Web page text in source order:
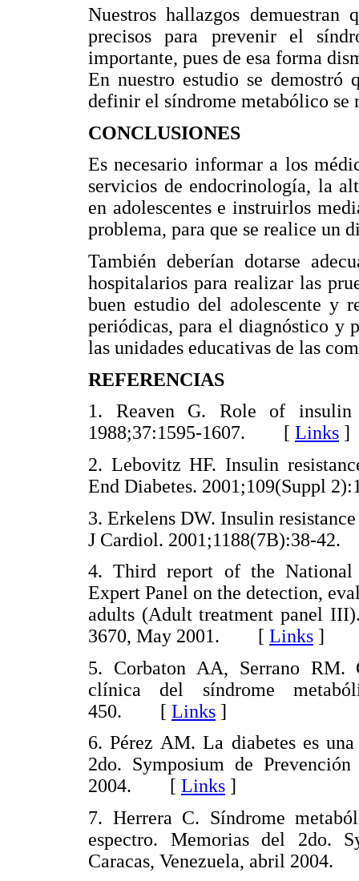
Nuestros hallazgos
precisos para prevenir el
importante, pues de esa forma
En nuestro estudio se demostró
definir el síndrome metabólico
CONCLUSIONES
Es necesario informar a los
servicios de endocrinología, la
en adolescentes e instruirlos
problema, para que se realice un
También deberían dotarse
hospitalarios para realizar las
buen estudio del adolescente y
periódicas, para el diagnóstico y
las unidades educativas de las
REFERENCIAS
1. Reaven G. Role of insulin
1988;37:1595-1607. [ Links ]
2. Lebovitz HF. Insulin
End Diabetes.
3. Erkelens DW. Insulin
J Cardiol. 2001;1188(7B):38-
4. Third report of the National
Expert Panel on the detection,
adults (Adult treatment panel
3670, May 2001. [ Links ]
5. Corbaton AA, Serrano RM.
clínica del síndrome
450. [ Links ]
6. Pérez AM. La diabetes es
2do. Symposium de
2004. [ Links ]
7. Herrera C. Síndrome
espectro. Memorias del 2do.
Caracas, Venezuela, abril